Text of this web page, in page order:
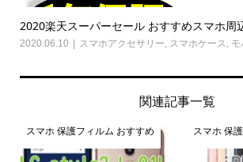
2020楽天スーパーセール おすすめスマホ周
2020.06.10 スマホアクセサリー, スマホケース, モ
関連記事一覧
スマホ 保護フィルム おすすめ スマホ 保